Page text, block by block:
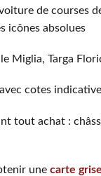
de courses
icônes absolues
Miglia, Targa
cotes
tout achat :
une carte